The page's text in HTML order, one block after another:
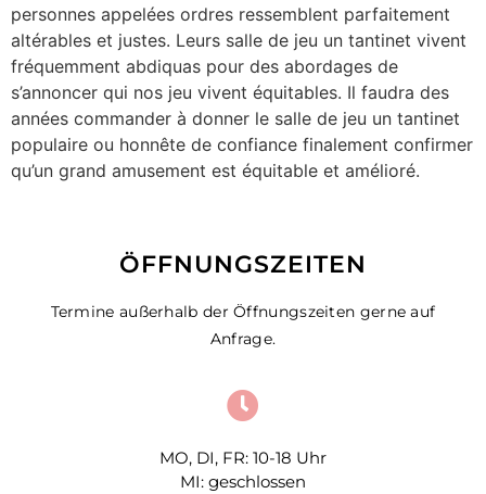
personnes appelées ordres ressemblent parfaitement
altérables et justes. Leurs salle de jeu un tantinet vivent
fréquemment abdiquas pour des abordages de
s’annoncer qui nos jeu vivent équitables. Il faudra des
années commander à donner le salle de jeu un tantinet
populaire ou honnête de confiance finalement confirmer
qu’un grand amusement est équitable et amélioré.
ÖFFNUNGSZEITEN
Termine außerhalb der Öffnungszeiten gerne auf
Anfrage.
MO, DI, FR: 10-18 Uhr
MI: geschlossen